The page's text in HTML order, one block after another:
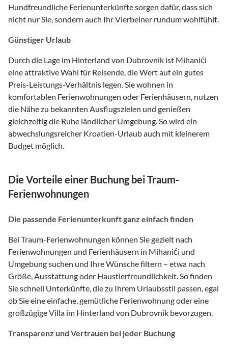
Hundfreundliche Ferienunterkünfte sorgen dafür, dass sich
nicht nur Sie, sondern auch Ihr Vierbeiner rundum wohlfühlt.
Günstiger Urlaub
Durch die Lage im Hinterland von Dubrovnik ist Mihanići
eine attraktive Wahl für Reisende, die Wert auf ein gutes
Preis-Leistungs-Verhältnis legen. Sie wohnen in
komfortablen Ferienwohnungen oder Ferienhäusern, nutzen
die Nähe zu bekannten Ausflugszielen und genießen
gleichzeitig die Ruhe ländlicher Umgebung. So wird ein
abwechslungsreicher Kroatien-Urlaub auch mit kleinerem
Budget möglich.
Die Vorteile einer Buchung bei Traum-
Ferienwohnungen
Die passende Ferienunterkunft ganz einfach finden
Bei Traum-Ferienwohnungen können Sie gezielt nach
Ferienwohnungen und Ferienhäusern in Mihanići und
Umgebung suchen und Ihre Wünsche filtern – etwa nach
Größe, Ausstattung oder Haustierfreundlichkeit. So finden
Sie schnell Unterkünfte, die zu Ihrem Urlaubsstil passen, egal
ob Sie eine einfache, gemütliche Ferienwohnung oder eine
großzügige Villa im Hinterland von Dubrovnik bevorzugen.
Transparenz und Vertrauen bei jeder Buchung